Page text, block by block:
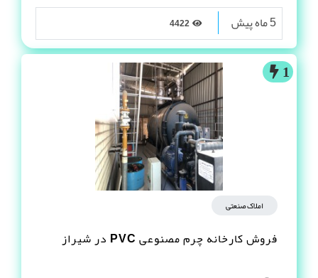
5 ماه پیش
1
املاک صنعتی
فروش کارخانه چرم مصنوعى PVC در شیراز